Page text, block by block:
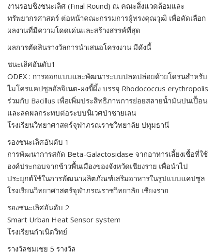
งานรอบชิงชนะเลิศ (Final Round) ณ คณะสิ่งแวดล้อมและ
ทรัพยากรศาสตร์ ต่อหน้าคณะกรรมการผู้ทรงคุณวุฒิ เพื่อคัดเลือก
ผลงานที่มีความโดดเด่นและสร้างสรรค์ที่สุด
ผลการตัดสินรางวัลการนำเสนอโครงงาน มีดังนี้
ชนะเลิศอันดับ1
ODEX : การออกแบบและพัฒนาระบบปลดปล่อยด้วยโดรนสำหรับ
ไมโครแคปซูลอัลจิเนต-ผงขี้ผึ้ง บรรจุ Rhodococcus erythropolis
ร่วมกับ Bacillus เพื่อเพิ่มประสิทธิภาพการย่อยสลายน้ำมันปนเปื้อน
และลดผลกระทบต่อระบบนิเวศป่าชายเลน
โรงเรียนวิทยาศาสตร์จุฬาภรณราชวิทยาลัย ปทุมธานี
รองชนะเลิศอันดับ 1
การพัฒนาการสกัด Beta-Galactosidase จากอาหารเลี้ยงเชื้อที่ใช้
องค์ประกอบจากข้าวพื้นเมืองของจังหวัดเชียงราย เพื่อนำไป
ประยุกต์ใช้ในการพัฒนาผลิตภัณฑ์เสริมอาหารในรูปแบบแคปซูล
โรงเรียนวิทยาศาสตร์จุฬาภรณราชวิทยาลัย เชียงราย
รองชนะเลิศอันดับ 2
Smart Urban Heat Sensor system
โรงเรียนกำเนิดวิทย์
รางวัลชมเชย 5 รางวัล